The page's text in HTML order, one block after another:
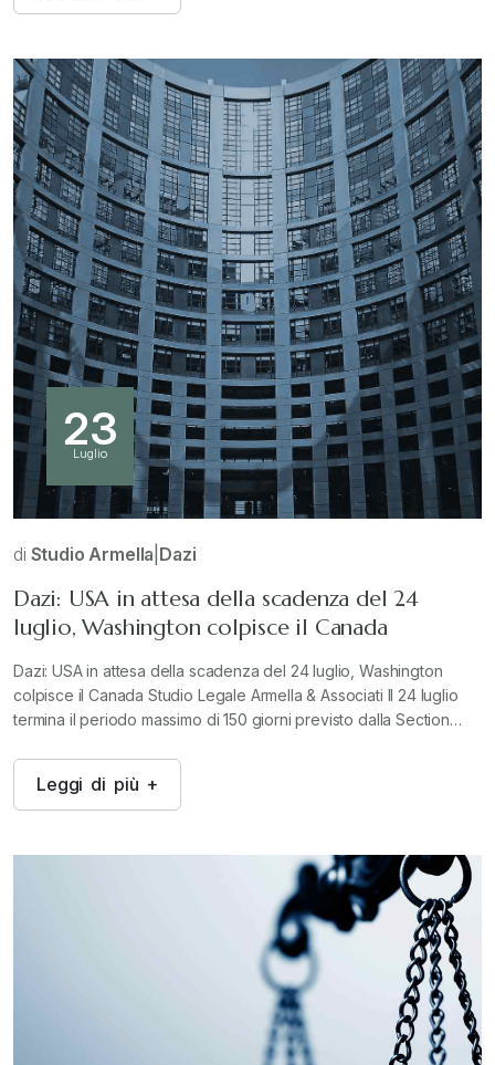
23
Luglio
di Studio Armella Dazi
Dazi: USA in attesa della scadenza del 24
luglio, Washington colpisce il Canada
Dazi: USA in attesa della scadenza del 24 luglio, Washington
colpisce il Canada Studio Legale Armella & Associati Il 24 luglio
termina il periodo massimo di 150 giorni previsto dalla Section…
Leggi di più +